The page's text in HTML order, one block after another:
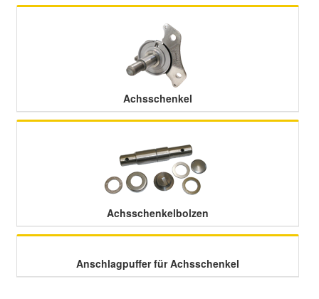
Achsschenkel
Achsschenkelbolzen
Anschlagpuffer für Achsschenkel
Skoda Ersatzteile
Suzuki Ersatzteile
Toyota Ersatzteile